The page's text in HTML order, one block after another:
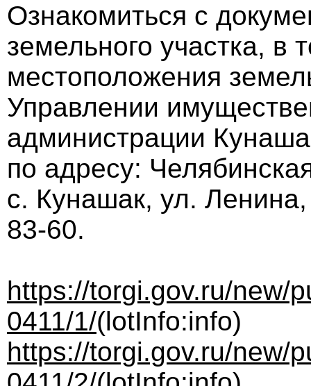
Ознакомиться с
земельного участка, в
местоположения
Управлении
администрации
по адресу:
с. Кунашак, ул.
83-60.
https://torgi.gov.ru/new/
0411/1/(lotInfo:info)
https://torgi.gov.ru/new/